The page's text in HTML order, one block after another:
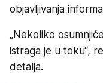
objavljivanja
„Nekoliko
istraga je u toku“,
detalja.